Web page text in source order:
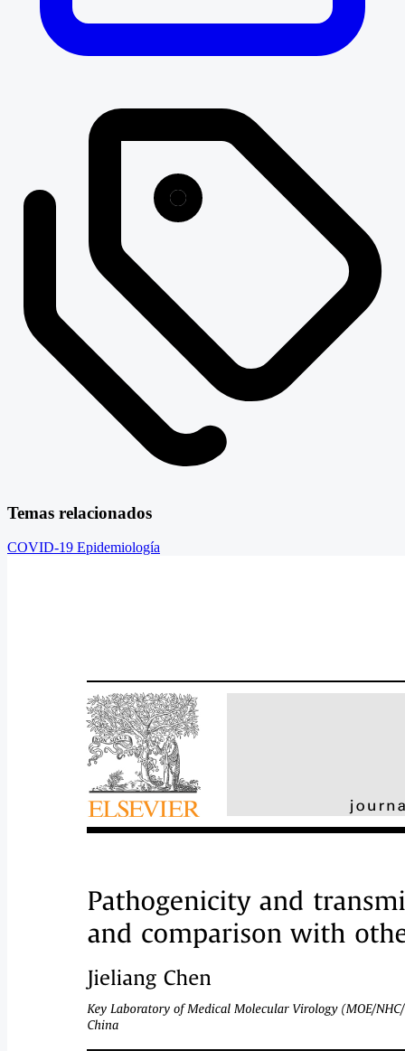
Temas relacionados
COVID-19 Epidemiología